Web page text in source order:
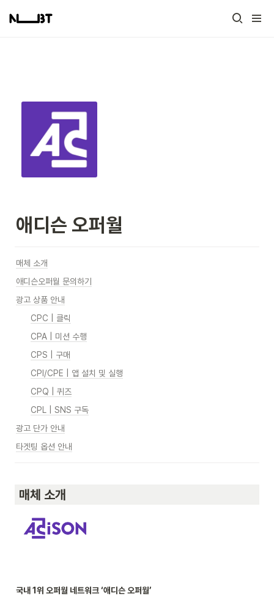
애디슨 오퍼월
매체 소개
애디슨오퍼월 문의하기
광고 상품 안내
CPC | 클릭
CPA | 미션 수행
CPS | 구매
CPI/CPE | 앱 설치 및 실행
CPQ | 퀴즈
CPL | SNS 구독
광고 단가 안내
타겟팅 옵션 안내
매체 소개
국내 1위 오퍼월 네트워크 ‘애디슨 오퍼월’